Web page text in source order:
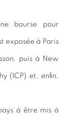
bourse pour
exposée à Paris
puis à New
(ICP) et, enfin,
à être mis à